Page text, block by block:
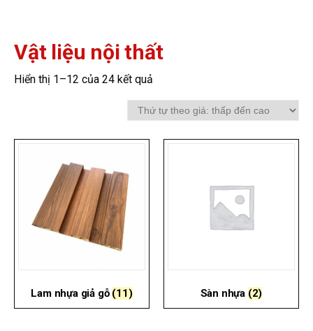
Vật liệu nội thất
Hiển thị 1–12 của 24 kết quả
Lam nhựa giả gỗ (11) Sàn nhựa (2)